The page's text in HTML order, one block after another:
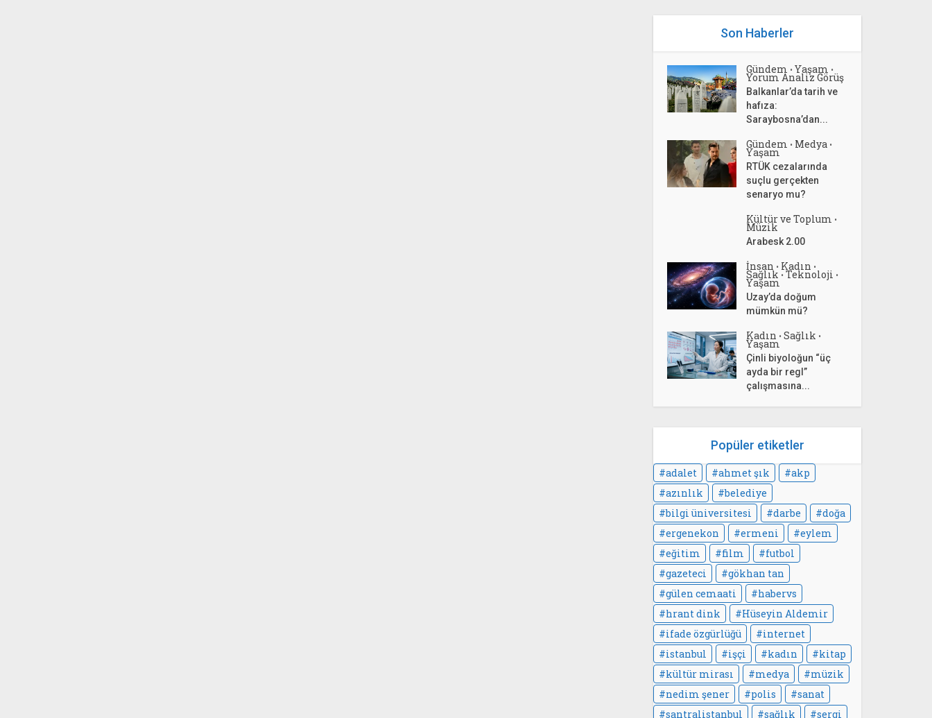
Son Haberler
Gündem • Yaşam •
Yorum Analiz Görüş
Balkanlar’da tarih ve
hafıza:
Saraybosna’dan...
Gündem • Medya •
Yaşam
RTÜK cezalarında
suçlu gerçekten
senaryo mu?
Kültür ve Toplum •
Müzik
Arabesk 2.00
İnsan • Kadın •
Sağlık • Teknoloji •
Yaşam
Uzay’da doğum
mümkün mü?
Kadın • Sağlık •
Yaşam
Çinli biyoloğun “üç
ayda bir regl”
çalışmasına...
Popüler etiketler
adalet ahmet şık
akp
azınlık
belediye
bilgi üniversitesi
darbe
doğa
ergenekon
ermeni
eylem
eğitim
film
futbol
gazeteci
gökhan tan
gülen cemaati
habervs
hrant dink
Hüseyin Aldemir
ifade özgürlüğü
internet
istanbul
işçi kadın
kitap
kültür mirası
medya
müzik
nedim şener
polis
sanat
santralistanbul
sağlık sergi